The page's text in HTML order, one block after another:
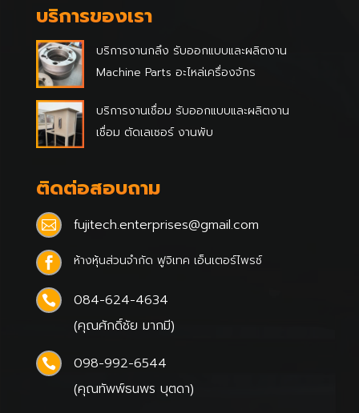
บริการของเรา
บริการงานกลึง รับออกแบบและผลิตงาน
Machine Parts อะไหล่เครื่องจักร
บริการงานเชื่อม รับออกแบบและผลิตงาน
เชื่อม ตัดเลเซอร์ งานพับ
ติดต่อสอบถาม
 fujitech.enterprises@gmail.com
 ห้างหุ้นส่วนจำกัด ฟูจิเทค เอ็นเตอร์ไพรซ์

084-624-4634
(คุณศักดิ์ชัย มากมี)

098-992-6544
(คุณทัพพ์ธนพร บุตดา)